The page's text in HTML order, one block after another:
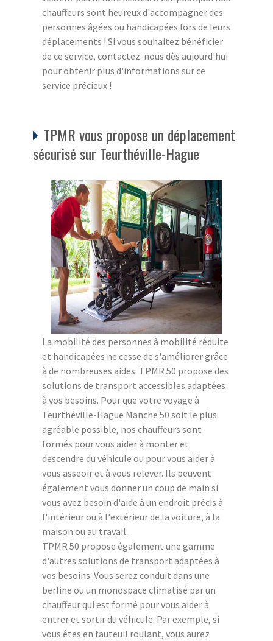
chauffeurs sont heureux d'accompagner des
personnes âgées ou handicapées lors de leurs
déplacements ! Si vous souhaitez bénéficier
de ce service, contactez-nous dès aujourd'hui
pour obtenir plus d'informations sur ce
service précieux !
TPMR vous propose un déplacement
sécurisé sur Teurthéville-Hague
La mobilité des personnes à mobilité réduite
et handicapées ne cesse de s'améliorer grâce
à de nombreuses aides. TPMR 50 propose des
solutions de transport accessibles adaptées
à vos besoins. Pour que votre voyage à
Teurthéville-Hague Manche 50 soit le plus
agréable possible, nos chauffeurs sont
formés pour vous aider à monter et
descendre du véhicule ou pour vous aider à
vous asseoir et à vous relever. Ils peuvent
également vous donner un coup de main si
vous avez besoin d'aide à un endroit précis à
l'intérieur ou à l'extérieur de la voiture, à la
maison ou au travail.
TPMR 50 propose également une gamme
d'autres solutions de transport adaptées à
vos besoins. Vous serez conduit dans une
berline ou un monospace climatisé par un
chauffeur qui est formé pour vous aider à
entrer et sortir du véhicule. Par exemple, si
vous êtes en fauteuil roulant, vous aurez